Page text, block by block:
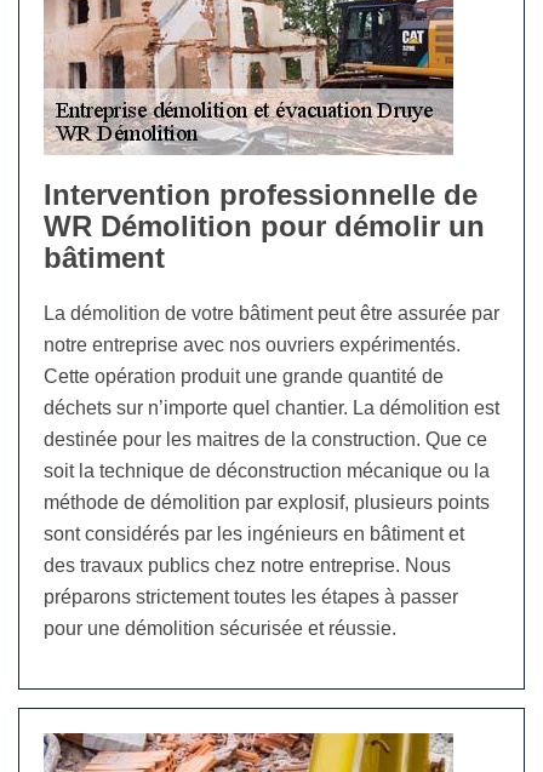
Intervention professionnelle de
WR Démolition pour démolir un
bâtiment
La démolition de votre bâtiment peut être assurée par
notre entreprise avec nos ouvriers expérimentés.
Cette opération produit une grande quantité de
déchets sur n’importe quel chantier. La démolition est
destinée pour les maitres de la construction. Que ce
soit la technique de déconstruction mécanique ou la
méthode de démolition par explosif, plusieurs points
sont considérés par les ingénieurs en bâtiment et
des travaux publics chez notre entreprise. Nous
préparons strictement toutes les étapes à passer
pour une démolition sécurisée et réussie.